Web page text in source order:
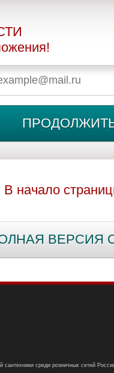
В начало
ВЕРСИЯ
среди розничных сетей